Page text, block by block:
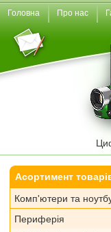
Головна Про нас
Асортимент
Комп'ютери та
Периферія